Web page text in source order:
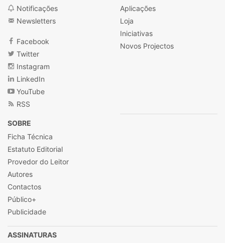
Notificações
Newsletters
Facebook
Twitter
Instagram
LinkedIn
YouTube
RSS
Aplicações
Loja
Iniciativas
Novos Projectos
SOBRE
Ficha Técnica
Estatuto Editorial
Provedor do Leitor
Autores
Contactos
Público+
Publicidade
ASSINATURAS